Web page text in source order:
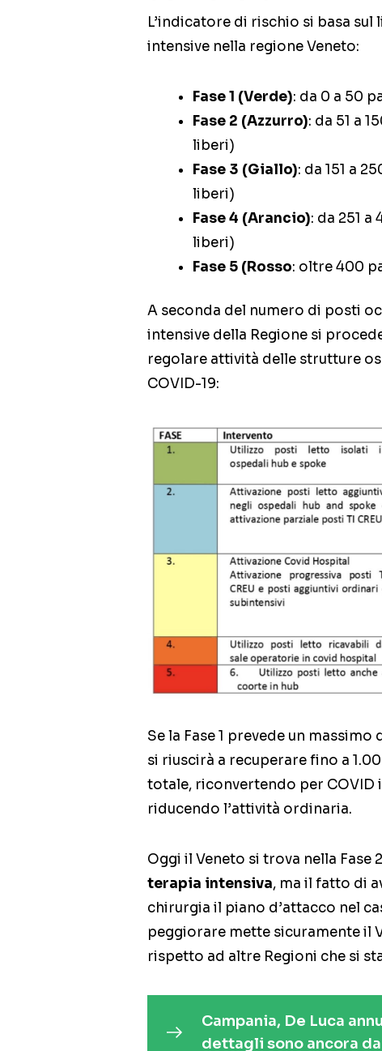
L’indicatore di rischio si basa
intensive nella regione Veneto:
Fase 1 (Verde): da 0 a 50
Fase 2 (Azzurro): da 51 a
liberi)
Fase 3 (Giallo): da 151 a
liberi)
Fase 4 (Arancio): da 251
liberi)
Fase 5 (Rosso: oltre 400
A seconda del numero di posti
intensive della Regione si
regolare attività delle strutture
COVID-19:
Se la Fase 1 prevede un
si riuscirà a recuperare fino a
totale, riconvertendo per COVID
riducendo l’attività ordinaria.
Oggi il Veneto si trova nella Fase
terapia intensiva, ma il fatto di
chirurgia il piano d’attacco nel
peggiorare mette sicuramente il
rispetto ad altre Regioni che si
Campania, De Luca
dettagli sono ancora